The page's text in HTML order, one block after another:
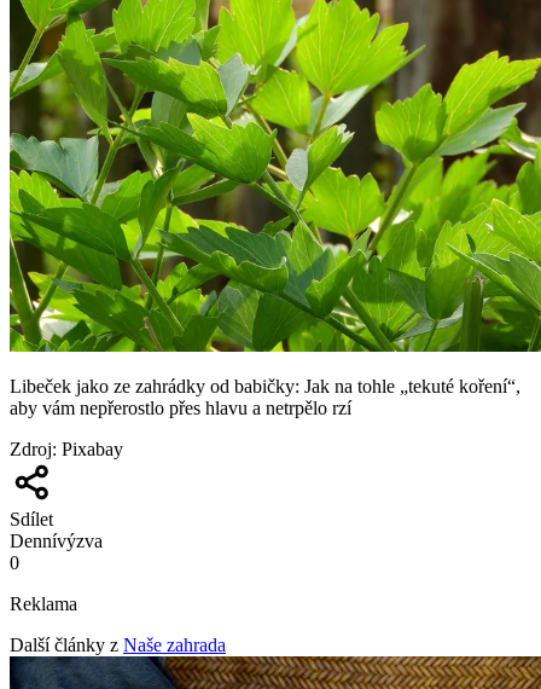
Libeček jako ze zahrádky od babičky: Jak na tohle „tekuté koření“,
aby vám nepřerostlo přes hlavu a netrpělo rzí
Zdroj: Pixabay
Sdílet
Dennívýzva
0
Reklama
Další články z Naše zahrada